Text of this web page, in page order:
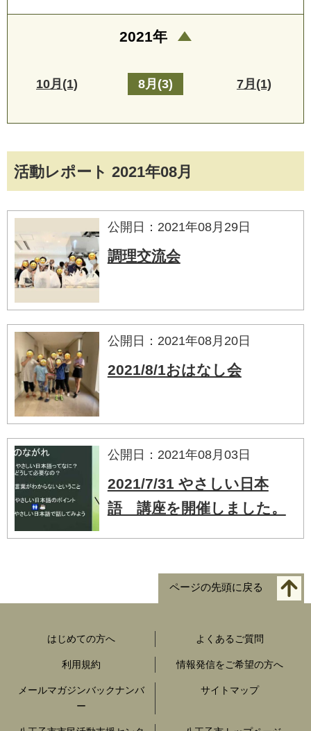
活動レポート 2021年08月
公開日：2021年08月29日
調理交流会
公開日：2021年08月20日
2021/8/1おはなし会
公開日：2021年08月03日
2021/7/31 やさしい日本
語 講座を開催しました。
2021年
10月(1) 8月(3) 7月(1)
ページの先頭に戻る
はじめての方へ よくあるご質問
利用規約 情報発信をご希望の方へ
メールマガジンバックナンバ
ー
サイトマップ